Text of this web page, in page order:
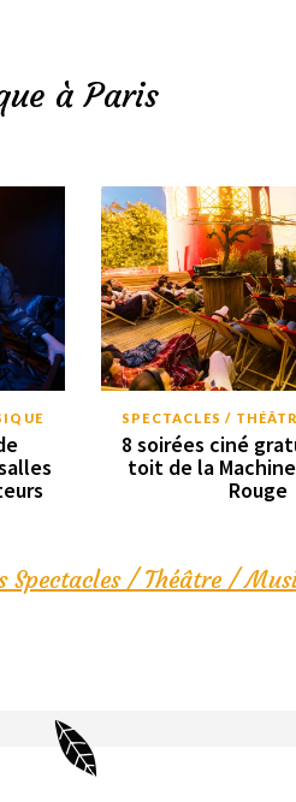
à Paris
SPECTACLES /
8 soirées ciné
toit de la
Rouge
Spectacles / Théâtre /